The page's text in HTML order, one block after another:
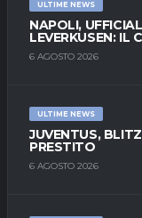
ULTIME NEWS
NAPOLI,
LEVERKUSEN: IL
6 AGOSTO 2026
ULTIME NEWS
JUVENTUS, BLITZ
PRESTITO
6 AGOSTO 2026